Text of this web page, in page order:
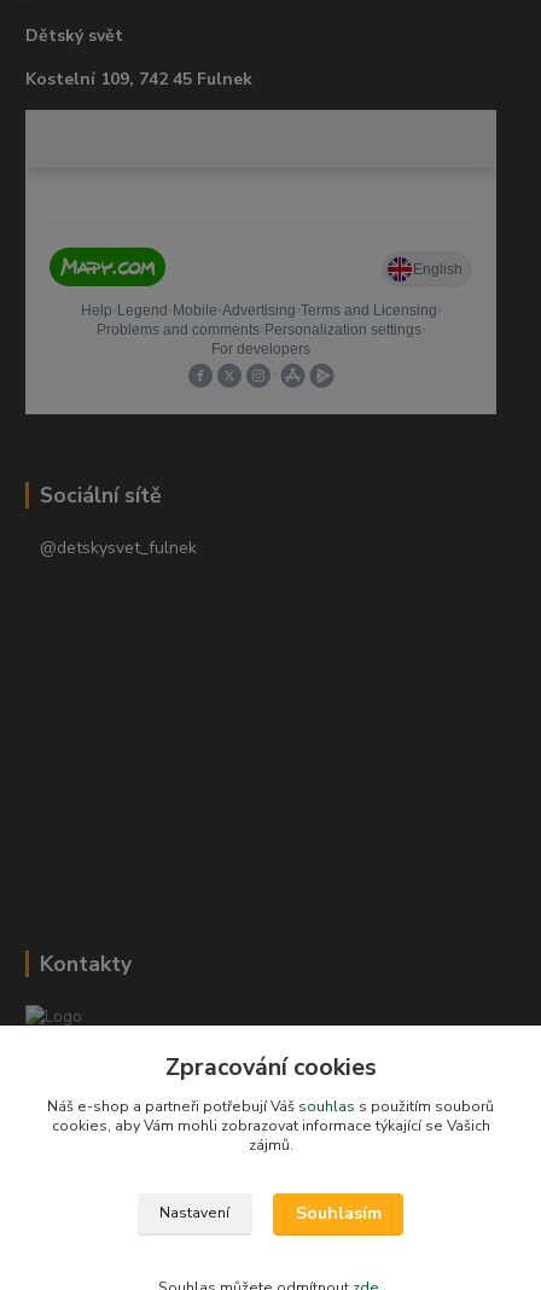
Dětský svět
Kostelní 109, 742 45 Fulnek
Sociální sítě
@detskysvet_fulnek
Kontakty
+420 604 278 943
obchod-detskysvet@seznam.cz
Zpracování cookies
Náš e-shop a partneři potřebují Váš souhlas s použitím souborů
cookies, aby Vám mohli zobrazovat informace týkající se Vašich
zájmů.
Nastavení Souhlasím